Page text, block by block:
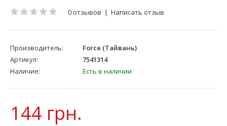
0 отзывов | Написать отзыв
Производитель:
Force (Тайвань)
Артикул:
7541314
Наличие:
Есть в наличии
144 грн.